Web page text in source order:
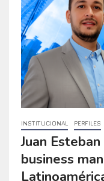
INSTITUCIONAL PERFILES
Juan
business